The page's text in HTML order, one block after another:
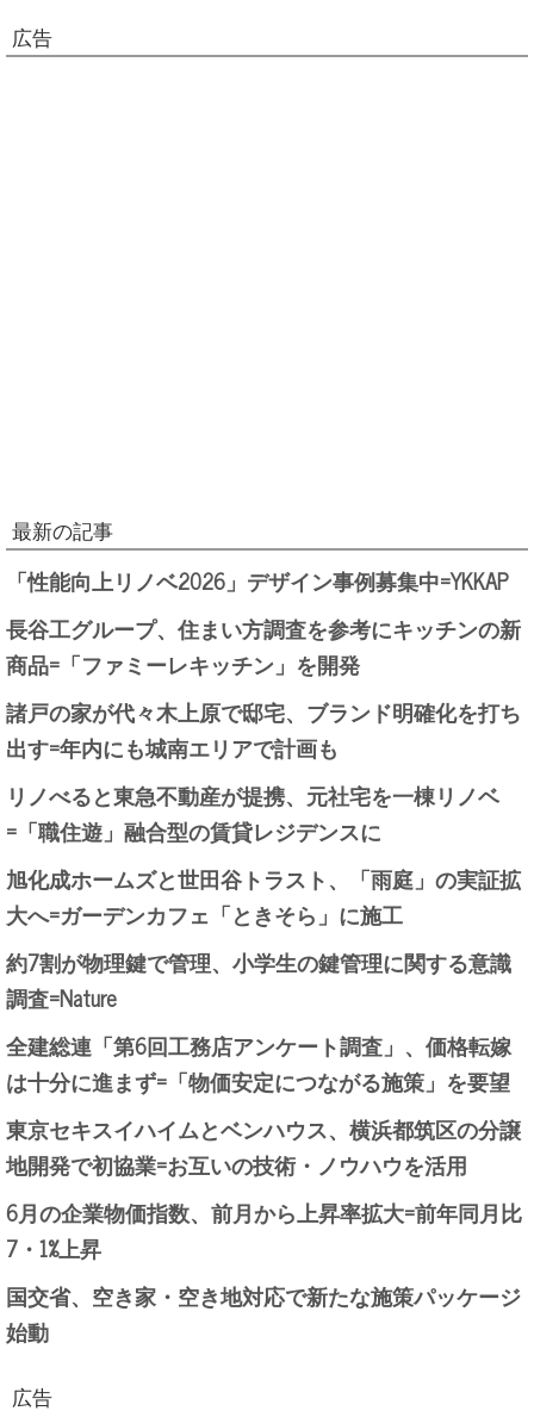
広告
最新の記事
「性能向上リノベ2026」デザイン事例募集中=YKKAP
長谷工グループ、住まい方調査を参考にキッチンの新
商品=「ファミーレキッチン」を開発
諸戸の家が代々木上原で邸宅、ブランド明確化を打ち
出す=年内にも城南エリアで計画も
リノべると東急不動産が提携、元社宅を一棟リノベ
=「職住遊」融合型の賃貸レジデンスに
旭化成ホームズと世田谷トラスト、「雨庭」の実証拡
大へ=ガーデンカフェ「ときそら」に施工
約7割が物理鍵で管理、小学生の鍵管理に関する意識
調査=Nature
全建総連「第6回工務店アンケート調査」、価格転嫁
は十分に進まず=「物価安定につながる施策」を要望
東京セキスイハイムとベンハウス、横浜都筑区の分譲
地開発で初協業=お互いの技術・ノウハウを活用
6月の企業物価指数、前月から上昇率拡大=前年同月比
7・1%上昇
国交省、空き家・空き地対応で新たな施策パッケージ
始動
広告